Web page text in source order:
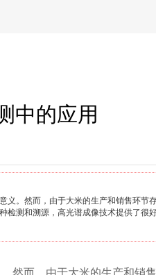
中的应用
义。然而，由于大米的生产和销售环节
测和溯源，高光谱成像技术提供了很好
然而，由于大米的生产和销